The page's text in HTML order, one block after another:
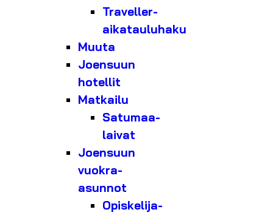
Traveller-
aikatauluhaku
Muuta
Joensuun
hotellit
Matkailu
Satumaa-
laivat
Joensuun
vuokra-
asunnot
Opiskelija-